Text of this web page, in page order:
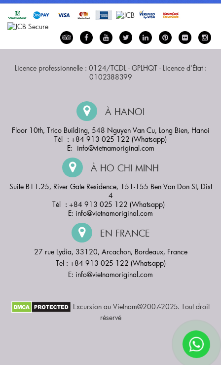
Licence professionnelle : 0124/TCDL - GPLHQT - Licence d'État :
0102388399
À HANOI
Floor 10th, Trico Building, 548 Nguyen Van Cu, Long Bien, Hanoi
Tél : +84 913 025 122 (Whatsapp)
E: info@vietnamoriginal.com
À HO CHI MINH
Suite B11.25, River Gate Residence, 151-155 Ben Van Don St, Dist
4
Tél : +84 913 025 122 (Whatsapp)
E: info@vietnamoriginal.com
EN FRANCE
27 rue Lydia, 33120, Arcachon, Bordeaux, France
Tel : +84 913 025 122 (Whatsapp)
E: info@vietnamoriginal.com
Excursion au Vietnam@2007-2025. Tout droit
réservé